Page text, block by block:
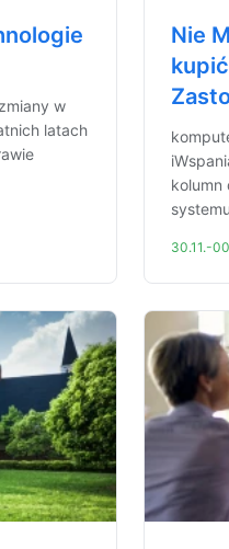
w
latach
Nie
kolumn
30.11.-